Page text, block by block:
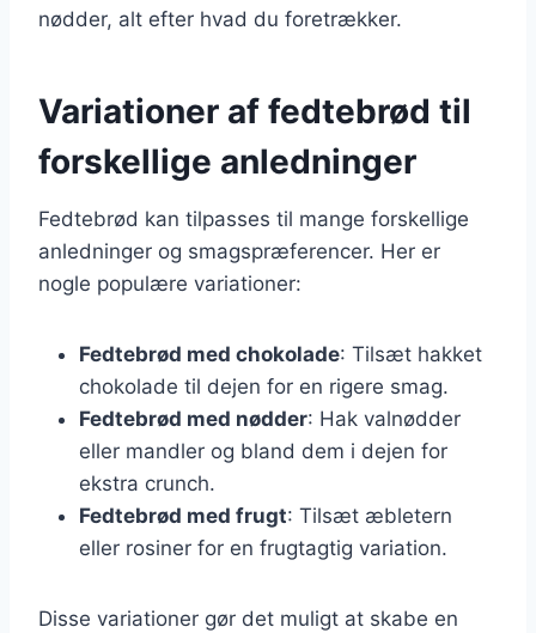
nødder, alt efter hvad du foretrækker.
Variationer af fedtebrød til
forskellige anledninger
Fedtebrød kan tilpasses til mange forskellige
anledninger og smagspræferencer. Her er
nogle populære variationer:
Fedtebrød med chokolade: Tilsæt hakket
chokolade til dejen for en rigere smag.
Fedtebrød med nødder: Hak valnødder
eller mandler og bland dem i dejen for
ekstra crunch.
Fedtebrød med frugt: Tilsæt æbletern
eller rosiner for en frugtagtig variation.
Disse variationer gør det muligt at skabe en